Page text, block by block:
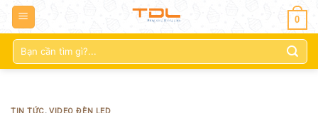
0
Tìm
kiếm: